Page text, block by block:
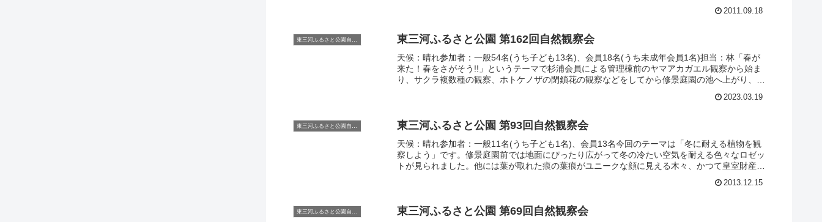
2011.09.18
東三河ふるさと公園自然観察会 東三河ふるさと公園 第162回自然観察会
天候：晴れ参加者：一般54名(うち子ども13名)、会員18名(うち未成年会員1名)担当：林「春が
来た！春をさがそう!!」というテーマで杉浦会員による管理棟前のヤマアカガエル観察から始ま
り、サクラ複数種の観察、ホトケノザの閉鎖花の観察などをしてから修景庭園の池へ上がり、植
2023.03.19
東三河ふるさと公園 第93回自然観察会
天候：晴れ参加者：一般11名(うち子ども1名)、会員13名今回のテーマは「冬に耐える植物を観
察しよう」です。修景庭園前では地面にぴったり広がって冬の冷たい空気を耐える色々なロゼッ
トが見られました。他には葉が取れた痕の葉痕がユニークな顔に見える木々、かつて皇室財産で
2013.12.15
東三河ふるさと公園自然観察会 東三河ふるさと公園 第69回自然観察会